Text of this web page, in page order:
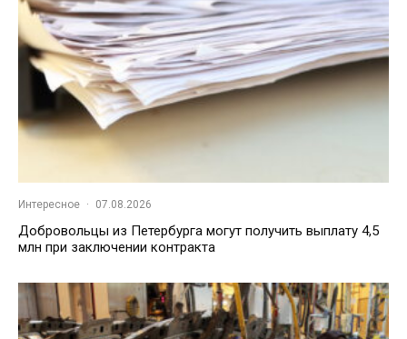
Интересное · 07.08.2026
Добровольцы из Петербурга могут получить выплату 4,5
млн при заключении контракта